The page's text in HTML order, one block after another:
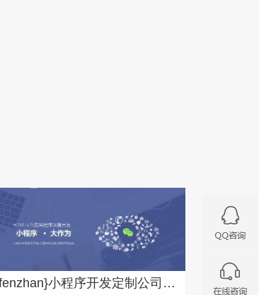
{fenzhan}小程序开发定制公司：解析现代企业需求